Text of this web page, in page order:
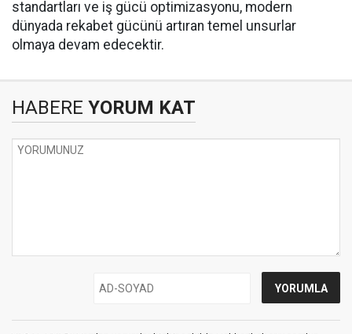
standartları ve iş gücü optimizasyonu, modern
dünyada rekabet gücünü artıran temel unsurlar
olmaya devam edecektir.
HABERE YORUM KAT